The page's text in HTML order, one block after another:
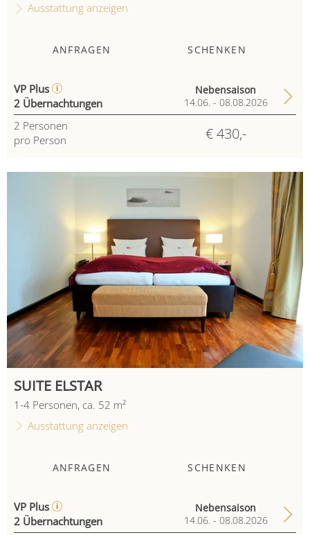
Ausstattung anzeigen
ANFRAGEN SCHENKEN
VP Plus
2 Übernachtungen
Nebensaison
14.06. - 08.08.2026
2 Personen
pro Person
€ 430,-
SUITE ELSTAR
1 -4 Personen, ca. 52 m²
Ausstattung anzeigen
ANFRAGEN SCHENKEN
VP Plus
2 Übernachtungen
Nebensaison
14.06. - 08.08.2026